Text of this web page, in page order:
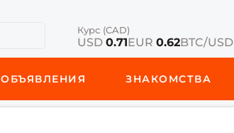
Курс (CAD)
USD 0.71EUR 0.62BTC/USD
ОБЪЯВЛЕНИЯ ЗНАКОМСТВА